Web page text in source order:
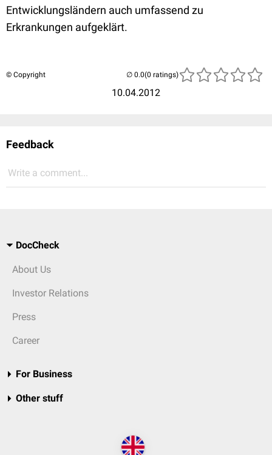
Entwicklungsländern auch umfassend zu
Erkrankungen aufgeklärt.
© Copyright
10.04.2012
(0 ratings)
Feedback
Write a comment...
DocCheck
About Us
Investor Relations
Press
Career
For Business
Other stuff